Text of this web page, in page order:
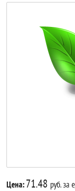
Цена:71.48 руб. за